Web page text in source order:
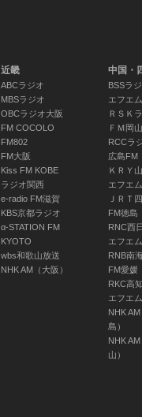
近畿
ABCラジオ
MBSラジオ
OBCラジオ大阪
FM COCOLO
FM802
FM大阪
Kiss FM KOBE
ラジオ関西
e-radio FM滋賀
KBS京都ラジオ
α-STATION FM
KYOTO
wbs和歌山放送
NHK AM（大阪）
中国・
BSSラ
エフエ
ＲＳＫ
ＦＭ岡山
RCCラ
広島FM
ＫＲＹ
エフエ
ＪＲＴ
FM徳島
RNC西
エフエ
RNB南
FM愛媛
RKC高
エフエ
NHK
島）
NHK
山）